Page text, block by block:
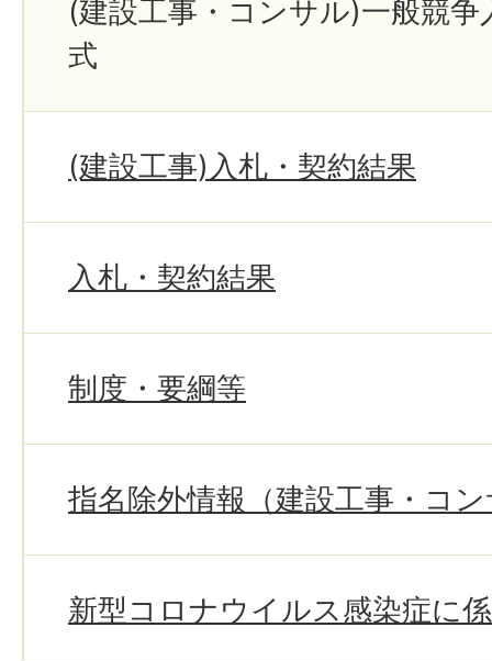
(建設工事・コンサル)一般競
式
(建設工事)入札・契約結果
入札・契約結果
制度・要綱等
指名除外情報（建設工事・コ
新型コロナウイルス感染症に